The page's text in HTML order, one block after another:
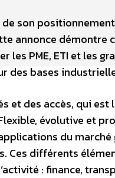
de son
annonce démontre
les PME, ETI et les
des bases
et des accès, qui est
évolutive et
du marché
Ces différents
: finance,